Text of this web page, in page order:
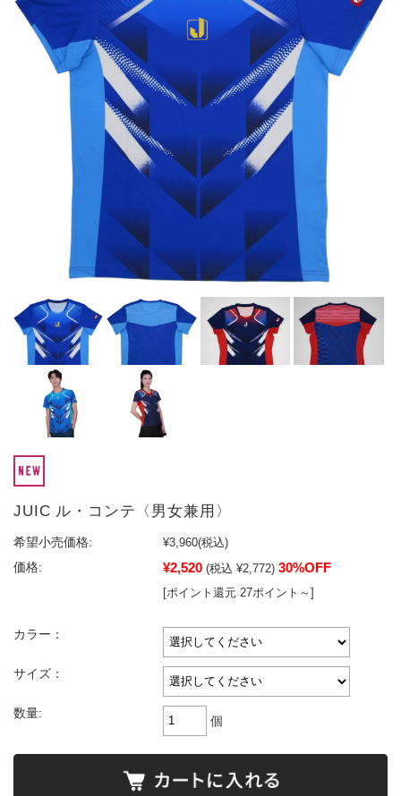
JUIC ル・コンテ〈男女兼用〉
希望小売価格: ¥3,960(税込)
価格:
¥2,520 (税込 ¥2,772) 30%OFF
[ポイント還元 27ポイント～]
カラー：
サイズ：
数量:
個